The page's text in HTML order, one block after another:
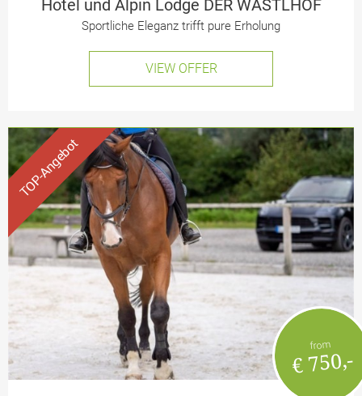
Hotel und Alpin Lodge DER WASTLHOF
Sportliche Eleganz trifft pure Erholung
VIEW OFFER
from
€ 750,-